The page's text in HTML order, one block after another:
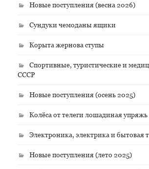
Новые поступления (весна 2026)
Сундуки чемоданы ящики
Корыта жернова ступы
Спортивные, туристические и
СССР
Новые поступления (осень 2025)
Колёса от телеги лошадиная упряжь
Электроника, электрика и бытовая
Новые поступления (лето 2025)